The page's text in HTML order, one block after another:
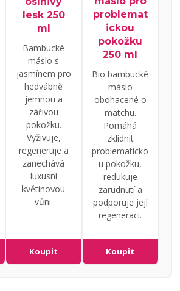
lesk 250
ml
Bambucké
máslo s
jasmínem pro
hedvábně
jemnou a
zářivou
pokožku.
Vyživuje,
regeneruje a
zanechává
luxusní
květinovou
vůni.
Koupit
problemat
ickou
pokožku
250 ml
Bio bambucké
máslo
obohacené o
matchu.
Pomáhá
zklidnit
problematicko
u pokožku,
redukuje
zarudnutí a
podporuje její
regeneraci.
Koupit